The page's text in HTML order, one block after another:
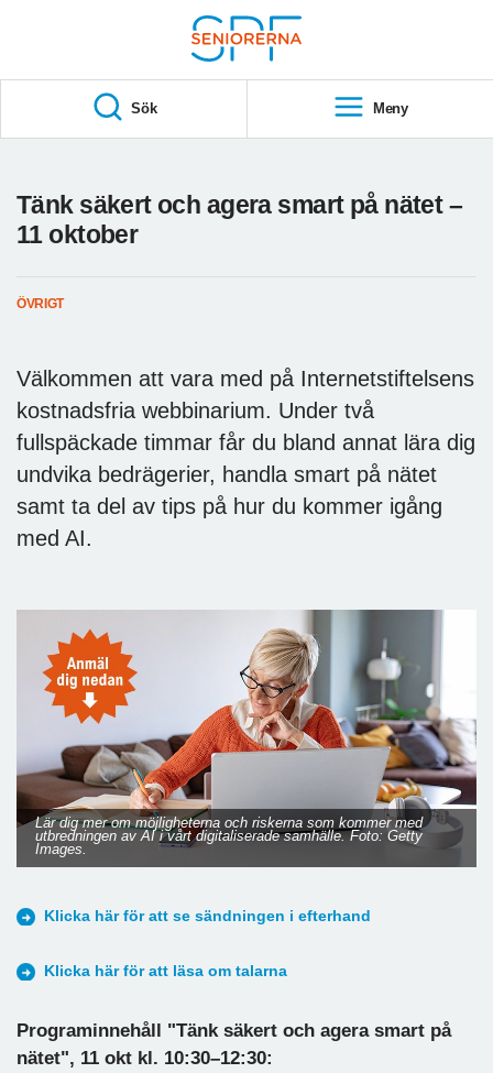
S
A
Sök Meny
Tänk säkert och agera smart på nätet –
11 oktober
ÖVRIGT
Välkommen att vara med på Internetstiftelsens
kostnadsfria webbinarium. Under två
fullspäckade timmar får du bland annat lära dig
undvika bedrägerier, handla smart på nätet
samt ta del av tips på hur du kommer igång
med AI.
Lär dig mer om möjligheterna och riskerna som kommer med
utbredningen av AI i vårt digitaliserade samhälle. Foto: Getty
Images.
Klicka här för att se sändningen i efterhand
Klicka här för att läsa om talarna
Programinnehåll "Tänk säkert och agera smart på
nätet", 11 okt kl. 10:30–12:30: